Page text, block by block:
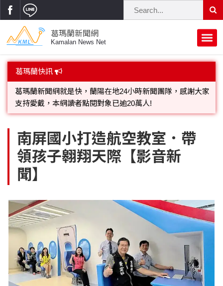
葛瑪蘭新聞網
Kamalan News Net
首頁
蘭陽大代誌
府會議題
街坊大小事
交通警消
地方大小事
校園動態
原住民動態
軍事新聞
立法院
黨政新聞
府院動態
選舉新聞
總統大選
立委選舉
縣市長選舉
議員民代選舉
鄉鎮長村里長選舉
五合一選舉
溫馨關懷
親子活動
公益行善
溫馨關懷
藝文走廊
民俗薪傳
藝文展覽
專題講座
話說文史
時尚你我他
休閒旅遊
時尚行業
美食料理
醫療養生
醫藥新訊
衞生保健
產業科技
科技新知
我要爆料
葛瑪蘭快訊
歡迎廣告託播，刊頭或新聞欄位:圖片或影音檔可連結指定官
網;詳洽各記者或聯繫：0910-259565洽詢。
支持愛戴，本網讀者點閱對象已逾20萬人!
南屏國小打造航空教室．帶
領孩子翱翔天際【影音新
聞】